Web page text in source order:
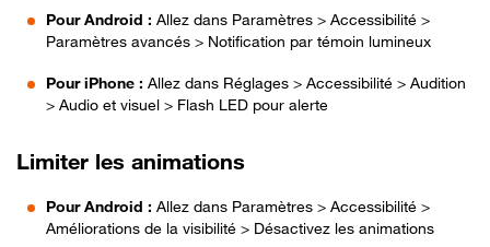
Pour Android : Allez dans Paramètres > Accessibilité >
Paramètres avancés > Notification par témoin lumineux
Pour iPhone : Allez dans Réglages > Accessibilité > Audition
> Audio et visuel > Flash LED pour alerte
Limiter les animations
Pour Android : Allez dans Paramètres > Accessibilité >
Améliorations de la visibilité > Désactivez les animations